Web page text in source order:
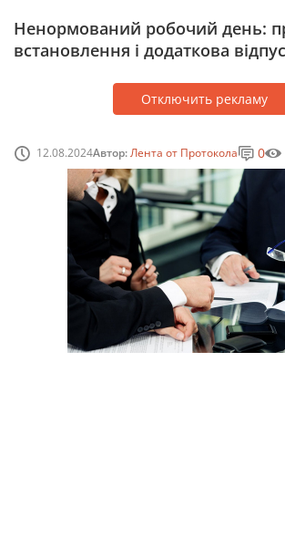
Ненормований робочий день:
встановлення і додаткова
Отключить рекламу
12.08.2024Автор:Лента от Протокола 0